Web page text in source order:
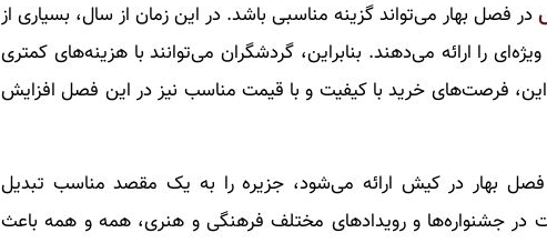
در فصل بهار می‌تواند گزینه مناسبی باشد. در این زمان از سال، بسیاری از
را ارائه می‌دهند. بنابراین، گردشگران می‌توانند با هزینه‌های کمتری
این، فرصت‌های خرید با کیفیت و با قیمت مناسب نیز در این فصل افزایش
بهار در کیش ارائه می‌شود، جزیره را به یک مقصد مناسب تبدیل
در جشنواره‌ها و رویدادهای مختلف فرهنگی و هنری، همه و همه باعث